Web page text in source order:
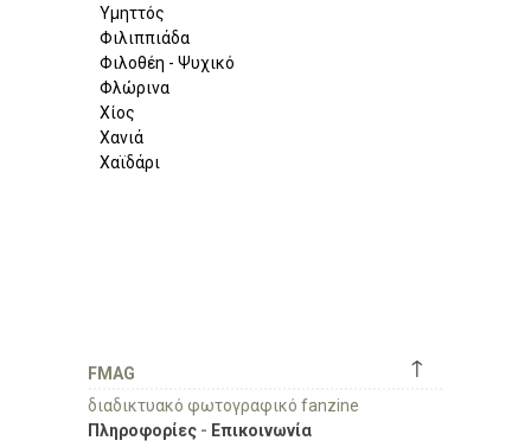
Υμηττός
Φιλιππιάδα
Φιλοθέη - Ψυχικό
Φλώρινα
Χίος
Χανιά
Χαϊδάρι
↑
FMAG
διαδικτυακό φωτογραφικό fanzine
Πληροφορίες - Επικοινωνία